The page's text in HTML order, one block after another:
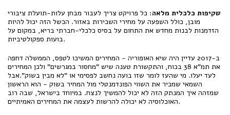
שקיפות כלכלית מלאה: כל פרויקט צריך לעבור מבחן עלות-תועלת ציבורי
מובן, כולל השפעה על מחירי השכירות באזור. הכשל הזה יכול להיות
הזדמנות לבנות מחדש את התחום על בסיס כלכלי-חברתי בריא, במקום על
בועות ספקולטיביות.
ב-2017 עדיין היה שיא האופוריה - המחירים המשיכו לטפס, הממשלה דחפה
את תמ"א 38 בכוח, והתקשורת טענה שיש "מחסור במגרשים" ולכן המחירים
לעד יעלו. מי שהעז לומר שזו בועה נחשב לפסימי או "לא מבין בשוק".אבל
השמאי שמכיר את השווי הפונדמנטלי מול המחיר בשוק - הוא הראשון
שמזהה איך המנתק הזה לא יכול להמשיך לנצח. במיוחד בישראל, שבה רוב
האוכלוסיה לא יכולה להרשות לעצמה את המחירים האמיתיים.